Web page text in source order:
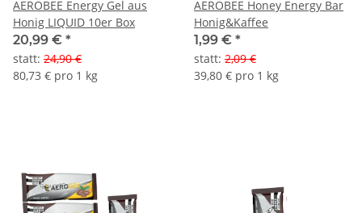
AEROBEE Energy Gel aus
Honig LIQUID 10er Box
20,99 € *
statt: 24,90 €
80,73 € pro 1 kg
AEROBEE Honey Energy Bar
Honig&Kaffee
1,99 € *
statt: 2,09 €
39,80 € pro 1 kg